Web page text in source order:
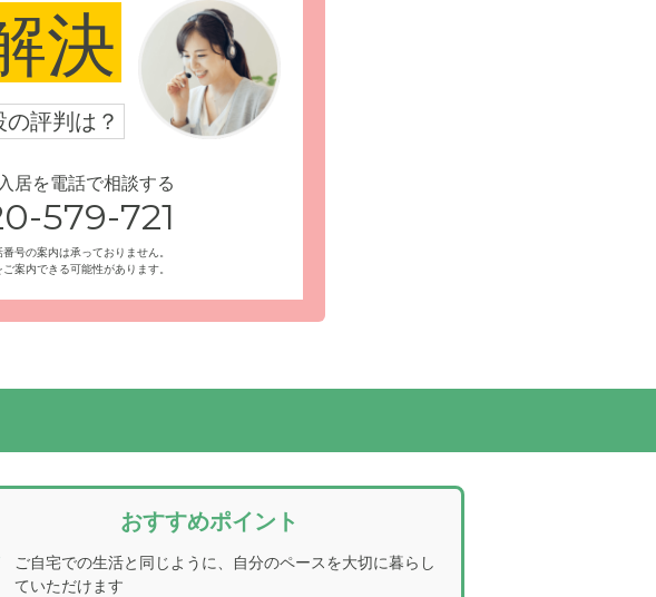
んだ落ち着いた外観で、駐
居室内設備: 居室には電動リクライニング式ベ
決
の評判は？
居を電話で相談する
579-721
号の案内は承っておりません。
案内できる可能性があります。
おすすめポイント
ご自宅での生活と同じように、自分のペースを大切に暮らし
ていただけます